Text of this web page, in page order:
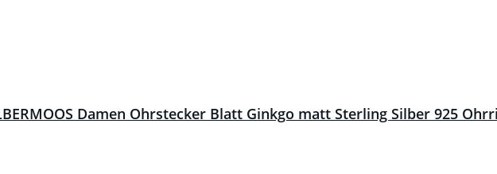
Damen Ohrstecker Blatt Ginkgo matt Sterling Silber 925